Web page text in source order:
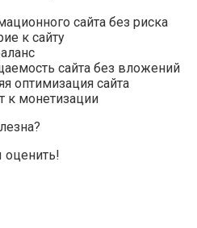
сайта без риска
к сайту
сайта без вложений
оптимизация сайта
к монетизации
оценить!